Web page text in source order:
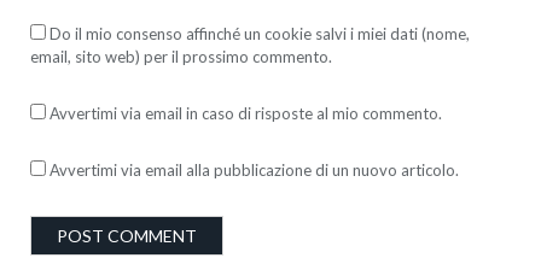
Do il mio consenso affinché un cookie salvi i miei dati (nome,
email, sito web) per il prossimo commento.
Avvertimi via email in caso di risposte al mio commento.
Avvertimi via email alla pubblicazione di un nuovo articolo.